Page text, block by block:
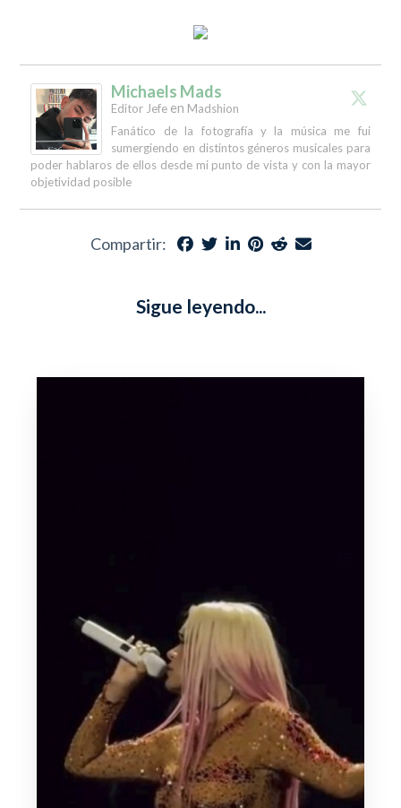
Michaels Mads
Editor Jefe en Madshion
Fanático de la fotografía y la música me fui
sumergiendo en distintos géneros musicales para
poder hablaros de ellos desde mi punto de vista y con la mayor
objetividad posible
Compartir:
Sigue leyendo...